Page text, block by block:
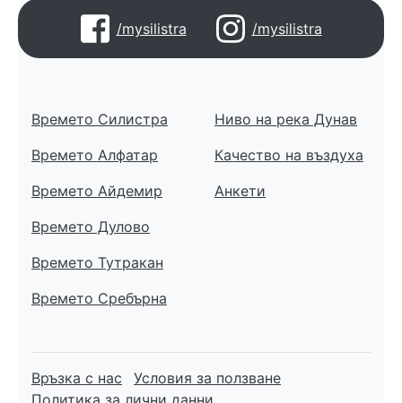
/mysilistra /mysilistra
Времето Силистра
Времето Алфатар
Времето Айдемир
Времето Дулово
Времето Тутракан
Времето Сребърна
Ниво на река Дунав
Качество на въздуха
Анкети
Връзка с нас
Условия за ползване